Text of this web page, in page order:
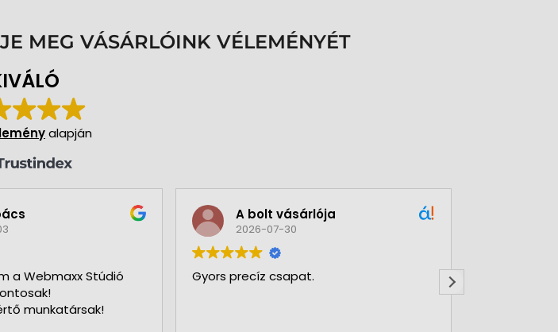
MEG VÁSÁRLÓINK VÉLEMÉNYÉT
alapján
a Webmaxx Stúdió
munkatársak!
A bolt vásárlója
2026-07-30
Gyors precíz csapat.